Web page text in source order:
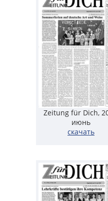
Zeitung für Dich,
июнь
скачать